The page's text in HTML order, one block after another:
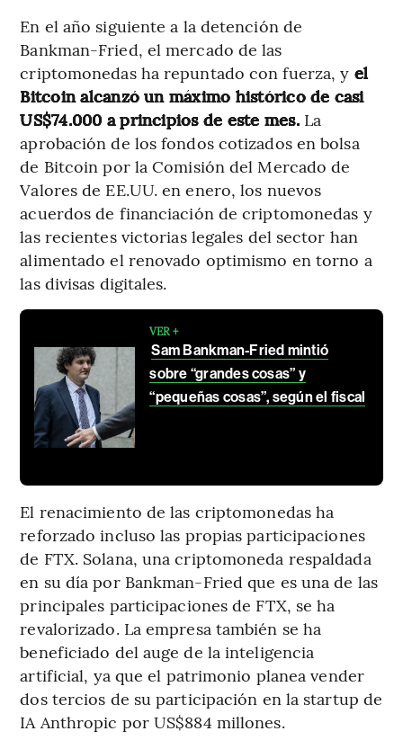
En el año siguiente a la detención de
Bankman-Fried, el mercado de las
criptomonedas ha repuntado con fuerza, y el
Bitcoin alcanzó un máximo histórico de casi
US$74.000 a principios de este mes. La
aprobación de los fondos cotizados en bolsa
de Bitcoin por la Comisión del Mercado de
Valores de EE.UU. en enero, los nuevos
acuerdos de financiación de criptomonedas y
las recientes victorias legales del sector han
alimentado el renovado optimismo en torno a
las divisas digitales.
VER +
Sam Bankman-Fried mintió
sobre “grandes cosas” y
“pequeñas cosas”, según el fiscal
El renacimiento de las criptomonedas ha
reforzado incluso las propias participaciones
de FTX. Solana, una criptomoneda respaldada
en su día por Bankman-Fried que es una de las
principales participaciones de FTX, se ha
revalorizado. La empresa también se ha
beneficiado del auge de la inteligencia
artificial, ya que el patrimonio planea vender
dos tercios de su participación en la startup de
IA Anthropic por US$884 millones.